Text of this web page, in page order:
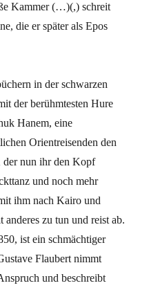
Kammer (…)(,) schreit
die er später als Epos
in der schwarzen
der berühmtesten Hure
Hanem, eine
Orientreisenden den
der nun ihr den Kopf
und noch mehr
ihm nach Kairo und
zu tun und reist ab.
ist ein schmächtiger
Flaubert nimmt
und beschreibt